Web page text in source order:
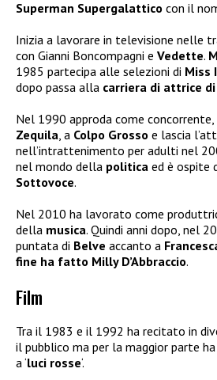
Superman Supergalattico con il
Inizia a lavorare in televisione nelle
con Gianni Boncompagni e Vedette.
1985 partecipa alle selezioni di Miss
dopo passa alla carriera di attrice
Nel 1990 approda come
Zequila , a Colpo Grosso e lascia
nell’intrattenimento per adulti nel
nel mondo della politica ed è ospite
Sottovoce.
Nel 2010 ha lavorato come
della musica. Quindi anni dopo, nel
puntata di Belve accanto a
fine ha fatto Milly D’Abbraccio.
Film
Tra il 1983 e il 1992 ha recitato in
il pubblico ma per la maggior parte
a ‘luci rosse‘.